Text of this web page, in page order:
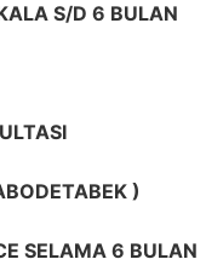
S/D 6 BULAN
)
SELAMA 6 BULAN